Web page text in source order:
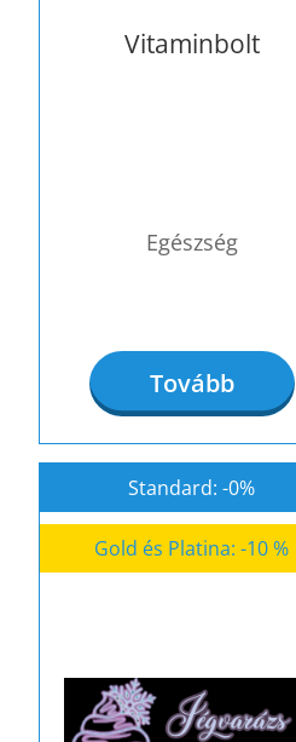
Vitaminbolt
Egészség
Tovább
Standard: -0%
Gold és Platina: -10 %